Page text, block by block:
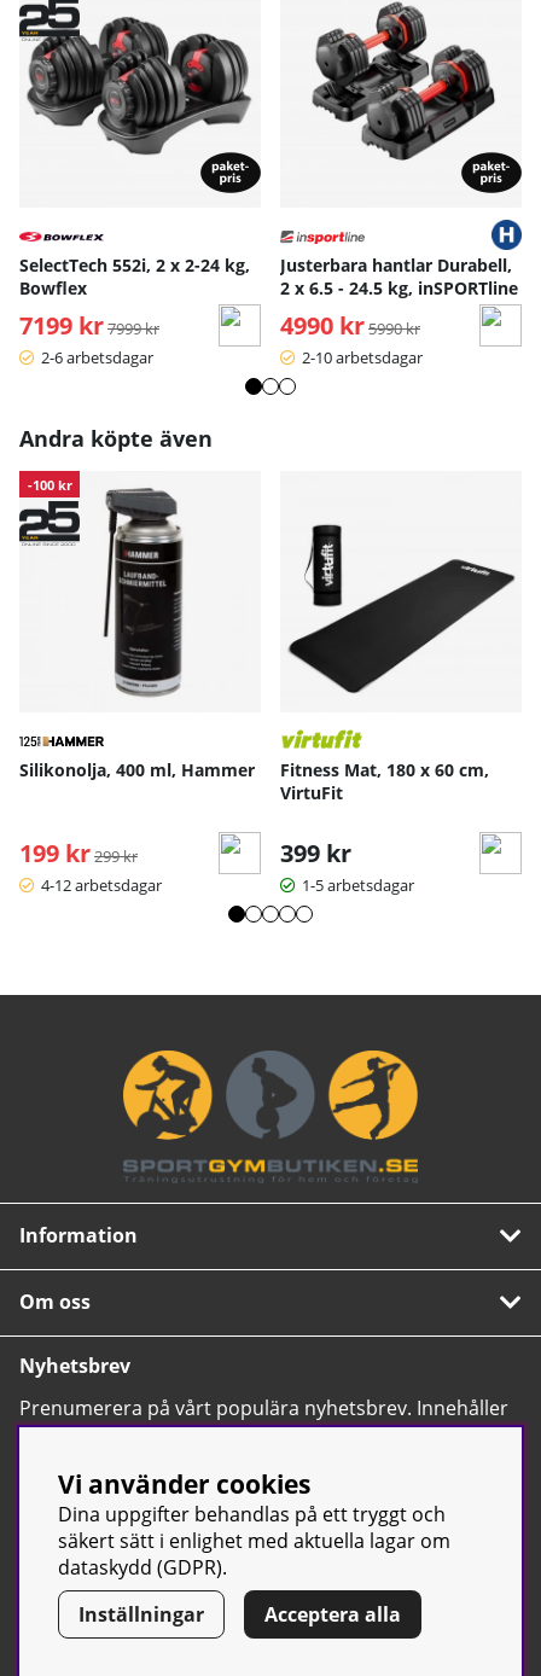
SelectTech 552i, 2 x 2-24 kg,
Bowflex
7199 krOrdinarie pris:
7999 kr
2-6 arbetsdagar
Justerbara hantlar Durabell,
2 x 6.5 - 24.5 kg, inSPORTline
4990 kr Ordinarie pris:
5990 kr
2-10 arbetsdagar
Andra köpte även
-100 kr
Silikonolja, 400 ml, Hammer
199 kr Ordinarie pris:
299 kr
4-12 arbetsdagar
Fitness Mat, 180 x 60 cm,
VirtuFit
399 kr
1-5 arbetsdagar
Information
Om oss
Nyhetsbrev
Prenumerera på vårt populära nyhetsbrev. Innehåller
tips, nyheter och våra allra bästa erbjudanden.
© Sport & Gym Butiken JTC AB | Kontakta oss| All rights reserved
| Org.nr: 556668-7058 | Tel: 0500-42 87 00
Vi använder cookies
Dina uppgifter behandlas på ett tryggt och
säkert sätt i enlighet med aktuella lagar om
dataskydd (GDPR).
Inställningar
Acceptera alla